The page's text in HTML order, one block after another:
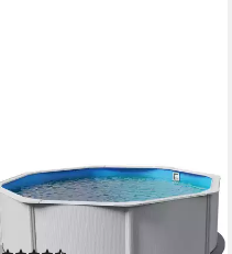
Größe wählbar, 120 cm tief,
Sta (Einzelbecken, 1-tlg),
verzinkte Stahlwand